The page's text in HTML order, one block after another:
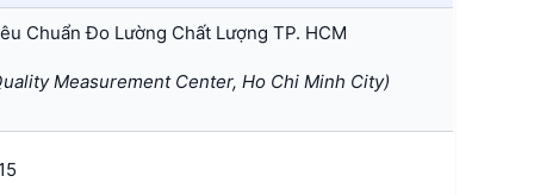
Chuẩn Đo Lường Chất Lượng TP. HCM
Measurement Center, Ho Chi Minh City)